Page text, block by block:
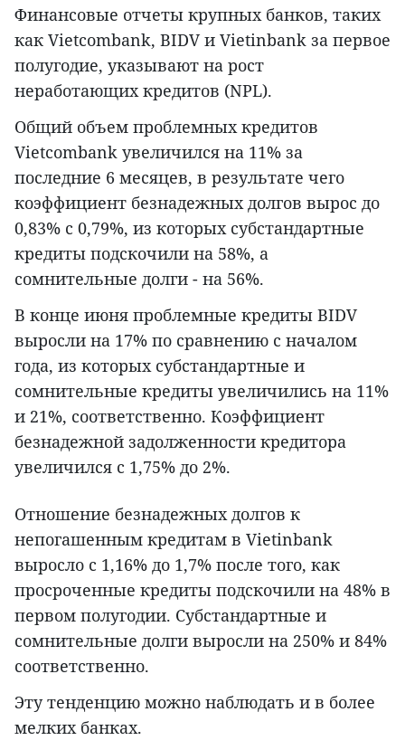
Финансовые отчеты крупных банков, таких
как Vietcombank, BIDV и Vietinbank за первое
полугодие, указывают на рост
неработающих кредитов (NPL).
Общий объем проблемных кредитов
Vietcombank увеличился на 11% за
последние 6 месяцев, в результате чего
коэффициент безнадежных долгов вырос до
0,83% с 0,79%, из которых субстандартные
кредиты подскочили на 58%, а
сомнительные долги - на 56%.
В конце июня проблемные кредиты BIDV
выросли на 17% по сравнению с началом
года, из которых субстандартные и
сомнительные кредиты увеличились на 11%
и 21%, соответственно. Коэффициент
безнадежной задолженности кредитора
увеличился с 1,75% до 2%.
Отношение безнадежных долгов к
непогашенным кредитам в Vietinbank
выросло с 1,16% до 1,7% после того, как
просроченные кредиты подскочили на 48% в
первом полугодии. Субстандартные и
сомнительные долги выросли на 250% и 84%
соответственно.
Эту тенденцию можно наблюдать и в более
мелких банках.